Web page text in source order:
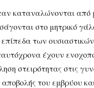
καταναλώνονται από
στο μητρικό
των
έχουν
στειρότητας στις
του εμβρύου